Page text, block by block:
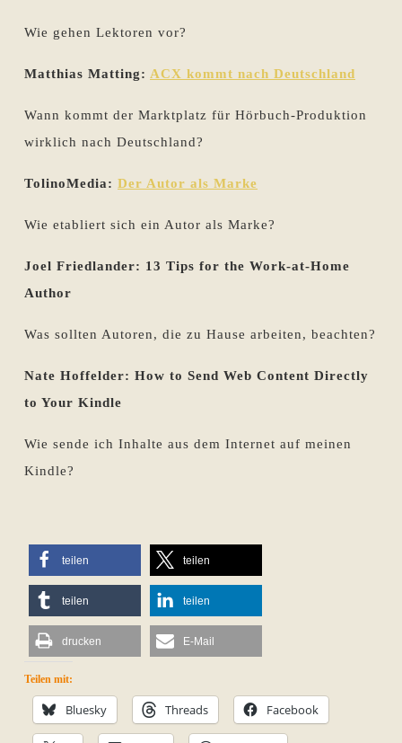
Wie gehen Lektoren vor?
Matthias Matting: ACX kommt nach Deutschland
Wann kommt der Marktplatz für Hörbuch-Produktion
wirklich nach Deutschland?
TolinoMedia: Der Autor als Marke
Wie etabliert sich ein Autor als Marke?
Joel Friedlander: 13 Tips for the Work-at-Home
Author
Was sollten Autoren, die zu Hause arbeiten, beachten?
Nate Hoffelder: How to Send Web Content Directly
to Your Kindle
Wie sende ich Inhalte aus dem Internet auf meinen
Kindle?
teilen teilen
teilen teilen
drucken E-Mail
Teilen mit:
Bluesky Threads Facebook